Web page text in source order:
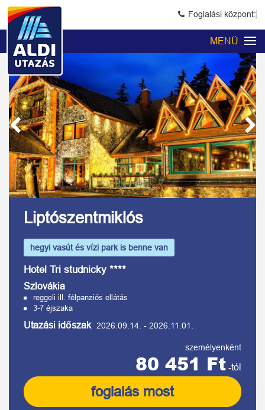
Foglalási központ:
MENÜ
Previous Next
Liptószentmiklós
hegyi vasút és vízi park is benne van
Hotel Tri studnicky ****
Szlovákia
reggeli ill. félpanziós ellátás
3-7 éjszaka
Utazási időszak 2026.09.14. - 2026.11.01.
személyenként
80 451 Ft -tól
foglalás most